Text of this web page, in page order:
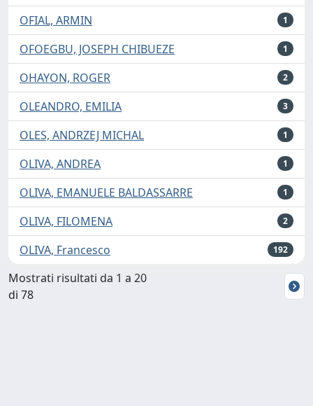
OFIAL, ARMIN 1
OFOEGBU, JOSEPH CHIBUEZE 1
OHAYON, ROGER 2
OLEANDRO, EMILIA 3
OLES, ANDRZEJ MICHAL 1
OLIVA, ANDREA 1
OLIVA, EMANUELE BALDASSARRE 1
OLIVA, FILOMENA 2
OLIVA, Francesco 192
Mostrati risultati da 1 a 20
di 78